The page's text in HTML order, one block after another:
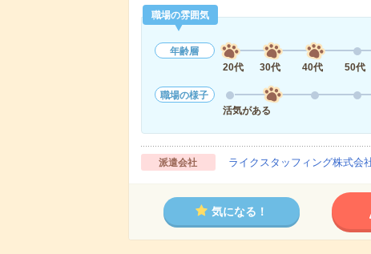
職場の雰囲気
年齢層
20代
30代 40代 50代
職場の様子
活気がある
派遣会社 ライクスタッフィング株式会
気になる！